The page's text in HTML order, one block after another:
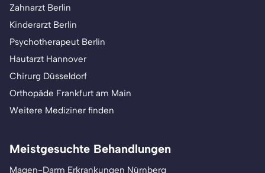
Zahnarzt Berlin
Kinderarzt Berlin
Psychotherapeut Berlin
Hautarzt Hannover
Chirurg Düsseldorf
Orthopäde Frankfurt am Main
Weitere Mediziner finden
Meistgesuchte Behandlungen
Magen-Darm Erkrankungen Nürnberg